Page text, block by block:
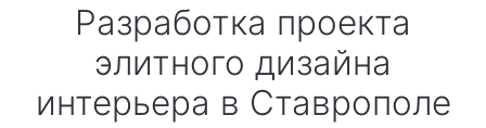
Разработка проекта
элитного дизайна
интерьера в Ставрополе